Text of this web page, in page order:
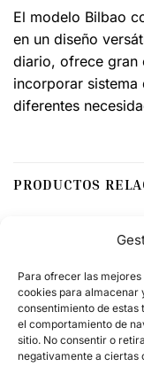
Para ofrecer las
cookies para almacenar
consentimiento de
el comportamiento de
sitio. No consentir o
negativamente a
El modelo Bilbao
en un diseño
diario, ofrece gran
incorporar sistema
diferentes
PRODUCTOS